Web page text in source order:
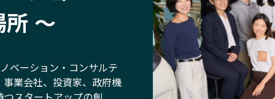
所 〜
ベーション・コンサルテ
業会社、投資家、政府機